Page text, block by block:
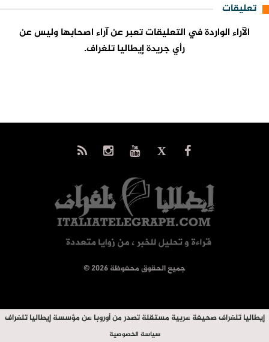
تعليقات
الآراء الواردة في التعليقات تعبر عن آراء اصحابها وليس عن
رأي جريدة إيطاليا تلغراف.
© جميع الحقوق محفوظة 2026
إيطاليا تلغراف صحيفة عربية مستقلة تصدر من أوروبا عن مؤسسة إيطاليا تلغراف
سياسة الخصوصية